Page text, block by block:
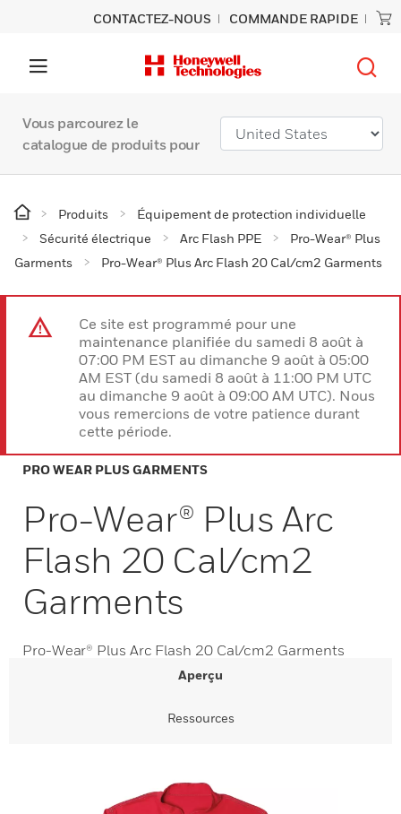
CONTACTEZ-NOUS COMMANDE RAPIDE
Vous parcourez le
catalogue de produits pour
Produits
Équipement de protection individuelle
Sécurité électrique
Arc Flash PPE
Pro-Wear® Plus
Garments
Pro-Wear® Plus Arc Flash 20 Cal/cm2 Garments
Ce site est programmé pour une
maintenance planifiée du samedi 8 août à
07:00 PM EST au dimanche 9 août à 05:00
AM EST (du samedi 8 août à 11:00 PM UTC
au dimanche 9 août à 09:00 AM UTC). Nous
vous remercions de votre patience durant
cette période.
PRO WEAR PLUS GARMENTS
Pro-Wear® Plus Arc
Flash 20 Cal/cm2
Garments
Pro-Wear® Plus Arc Flash 20 Cal/cm2 Garments
Aperçu
Ressources